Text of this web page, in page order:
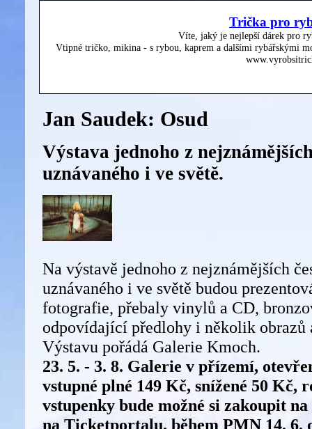
Trička pro
Víte, jaký je nejlepší dárek pro
Vtipné tričko, mikina - s rybou, kaprem a dalšími rybářskými
Jan Saudek: Osud
Výstava jednoho z
uznávaného i ve světě.
Na výstavě jednoho z nejznámějších
uznávaného i ve světě budou
fotografie, přebaly vinylů a CD,
odpovídající předlohy i několik obrazů
Výstavu pořádá Galerie Kmoch.
23. 5. - 3. 8. Galerie v přízemí,
vstupné plné 149 Kč, snížené 50 Kč,
vstupenky bude možné si zakoupit
na Ticketportalu, během PMN 14. 6.